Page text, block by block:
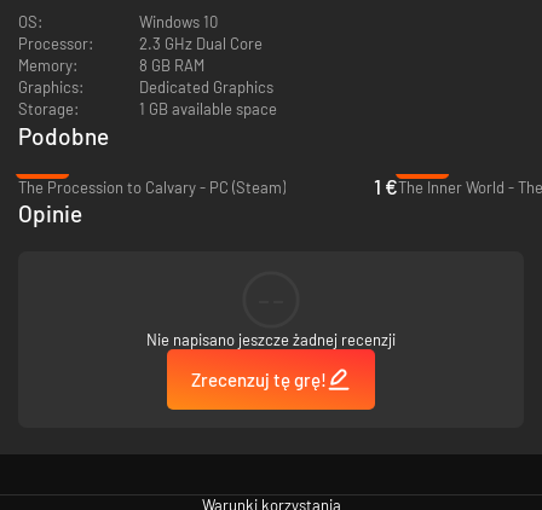
OS:
Windows 10
Processor:
2.3 GHz Dual Core
Memory:
8 GB RAM
Graphics:
Dedicated Graphics
Storage:
1 GB available space
Podobne
The Procession to Calvary - PC (Steam)
1 €
Opinie
Nie napisano jeszcze żadnej recenzji
Zrecenzuj tę grę!
Warunki korzystania